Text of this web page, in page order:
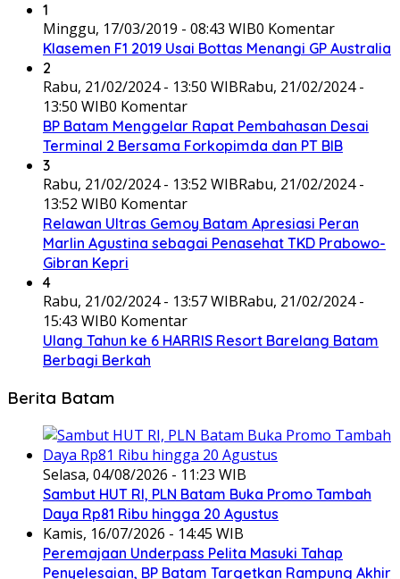
1
Minggu, 17/03/2019 - 08:43 WIB0 Komentar
Klasemen F1 2019 Usai Bottas Menangi GP Australia
2
Rabu, 21/02/2024 - 13:50 WIBRabu, 21/02/2024 -
13:50 WIB0 Komentar
BP Batam Menggelar Rapat Pembahasan Desai
Terminal 2 Bersama Forkopimda dan PT BIB
3
Rabu, 21/02/2024 - 13:52 WIBRabu, 21/02/2024 -
13:52 WIB0 Komentar
Relawan Ultras Gemoy Batam Apresiasi Peran
Marlin Agustina sebagai Penasehat TKD Prabowo-
Gibran Kepri
4
Rabu, 21/02/2024 - 13:57 WIBRabu, 21/02/2024 -
15:43 WIB0 Komentar
Ulang Tahun ke 6 HARRIS Resort Barelang Batam
Berbagi Berkah
Berita Batam
Selasa, 04/08/2026 - 11:23 WIB
Sambut HUT RI, PLN Batam Buka Promo Tambah
Daya Rp81 Ribu hingga 20 Agustus
Kamis, 16/07/2026 - 14:45 WIB
Peremajaan Underpass Pelita Masuki Tahap
Penyelesaian, BP Batam Targetkan Rampung Akhir